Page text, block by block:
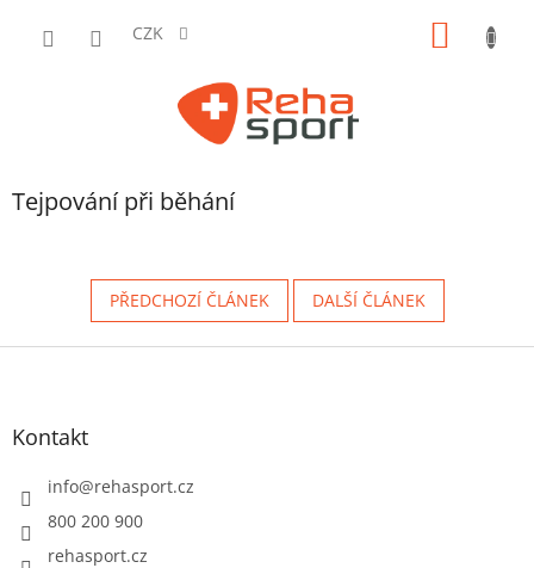
CZK
Tejpování při běhání
PŘEDCHOZÍ ČLÁNEK DALŠÍ ČLÁNEK
Z
Kontakt
info@rehasport.cz
800 200 900
rehasport.cz